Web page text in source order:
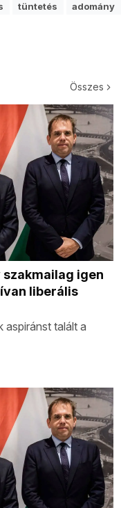
tüntetés
adomány
Összes
szakmailag igen
liberális
aspiránst talált a